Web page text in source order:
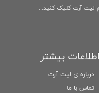
اطلاعات بیشتر
درباره ی لیت آرت
تماس با ما
لیت آرت کلیک کنید...